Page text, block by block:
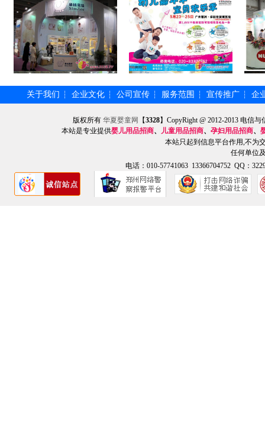
关于我们 ┆ 企业文化 ┆ 公司宣传 ┆ 服务范围 ┆ 宣传推广 ┆ 企
版权所有华夏婴童网 【3328】CopyRight @ 2012-2013 电信
本站是专业提供婴儿用品招商、 儿童用品招商、 孕妇用品招商、
本站只起到信息平台作用,不为
任何单位
电话：010-57741063 13366704752 QQ：